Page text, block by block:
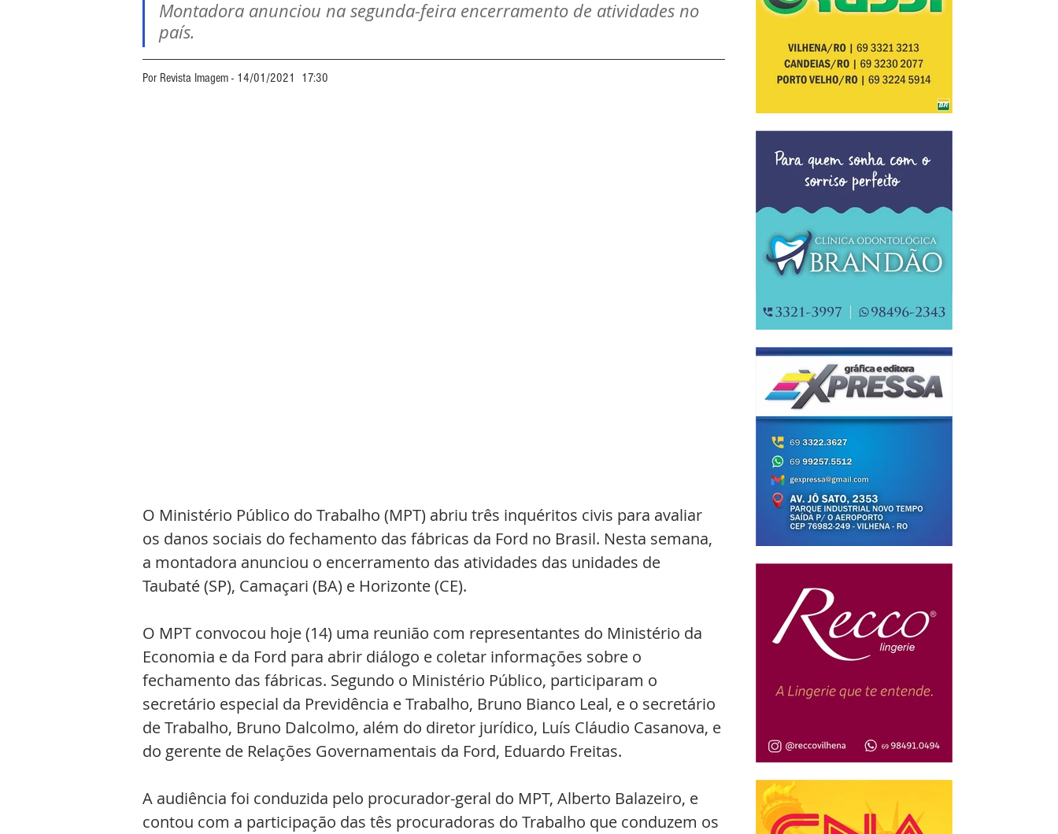
Montadora anunciou na segunda-feira encerramento de atividades no
país.
Por Revista Imagem - 14/01/2021  17:30
O Ministério Público do Trabalho (MPT) abriu três inquéritos civis para avaliar
os danos sociais do fechamento das fábricas da Ford no Brasil. Nesta semana,
a montadora anunciou o encerramento das atividades das unidades de
Taubaté (SP), Camaçari (BA) e Horizonte (CE).
O MPT convocou hoje (14) uma reunião com representantes do Ministério da
Economia e da Ford para abrir diálogo e coletar informações sobre o
fechamento das fábricas. Segundo o Ministério Público, participaram o
secretário especial da Previdência e Trabalho, Bruno Bianco Leal, e o secretário
de Trabalho, Bruno Dalcolmo, além do diretor jurídico, Luís Cláudio Casanova, e
do gerente de Relações Governamentais da Ford, Eduardo Freitas.
A audiência foi conduzida pelo procurador-geral do MPT, Alberto Balazeiro, e
contou com a participação das tês procuradoras do Trabalho que conduzem os